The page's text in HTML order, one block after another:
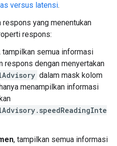
versus latensi.
yang menentukan
respons:
tampilkan semua informasi
respons dengan menyertakan
dalam mask kolom
menampilkan informasi
, tampilkan semua informasi